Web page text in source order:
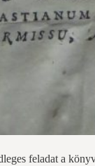
feladat a